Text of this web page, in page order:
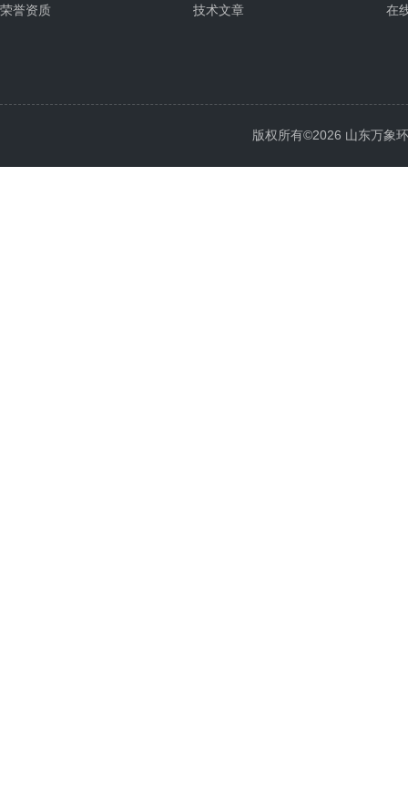
荣誉资质
技术文章
在
版权所有©2026 山东万象